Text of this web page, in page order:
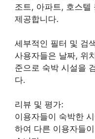
조트, 아파트, 호스텔
제공합니다.
세부적인 필터 및 검
사용자들은 날짜, 위
준으로 숙박 시설을
다.
리뷰 및 평가:
이용자들이 숙박한
하여 다른 이용자들